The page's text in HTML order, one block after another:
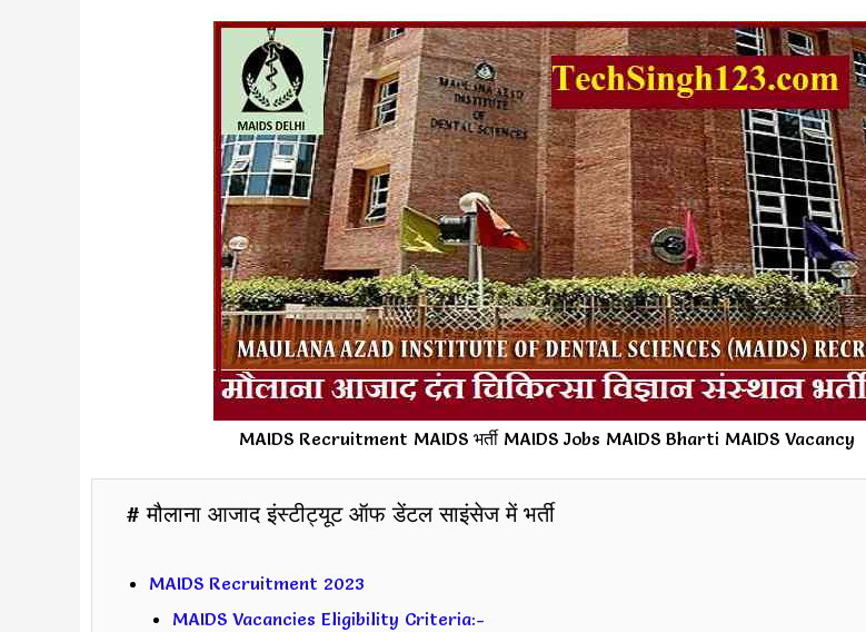
MAIDS Recruitment MAIDS भर्ती MAIDS Jobs MAIDS Bharti MAIDS Vacancy
# मौलाना आजाद इंस्टीट्यूट ऑफ डेंटल साइंसेज में भर्ती
MAIDS Recruitment 2023
MAIDS Vacancies Eligibility Criteria:-